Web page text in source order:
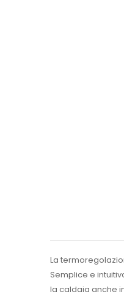
La
Semplice e
la caldaia anche